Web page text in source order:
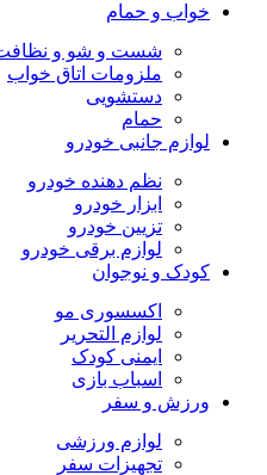
خواب و حمام
شست و شو و
ملزومات اتاق خواب
دستشویی
حمام
لوازم جانبی خودرو
نظم دهنده خودرو
ابزار خودرو
تزیین خودرو
لوازم برقی خودرو
کودک و نوجوان
اکسسوری مو
لوازم التحریر
ایمنی کودک
اسباب بازی
ورزش و سفر
لوازم ورزشی
تجهیزات سفر